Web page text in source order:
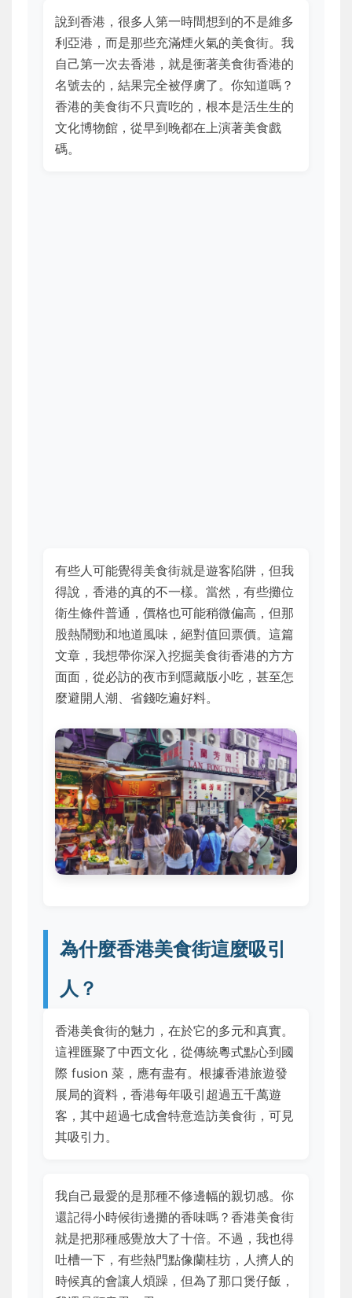
說到香港，很多人第一時間想到的不是維多
利亞港，而是那些充滿煙火氣的美食街。我
自己第一次去香港，就是衝著美食街香港的
名號去的，結果完全被俘虜了。你知道嗎？
香港的美食街不只賣吃的，根本是活生生的
文化博物館，從早到晚都在上演著美食戲
碼。
有些人可能覺得美食街就是遊客陷阱，但我
得說，香港的真的不一樣。當然，有些攤位
衛生條件普通，價格也可能稍微偏高，但那
股熱鬧勁和地道風味，絕對值回票價。這篇
文章，我想帶你深入挖掘美食街香港的方方
面面，從必訪的夜市到隱藏版小吃，甚至怎
麼避開人潮、省錢吃遍好料。
為什麼香港美食街這麼吸引
人？
香港美食街的魅力，在於它的多元和真實。
這裡匯聚了中西文化，從傳統粵式點心到國
際 fusion 菜，應有盡有。根據香港旅遊發
展局的資料，香港每年吸引超過五千萬遊
客，其中超過七成會特意造訪美食街，可見
其吸引力。
我自己最愛的是那種不修邊幅的親切感。你
還記得小時候街邊攤的香味嗎？香港美食街
就是把那種感覺放大了十倍。不過，我也得
吐槽一下，有些熱門點像蘭桂坊，人擠人的
時候真的會讓人煩躁，但為了那口煲仔飯，